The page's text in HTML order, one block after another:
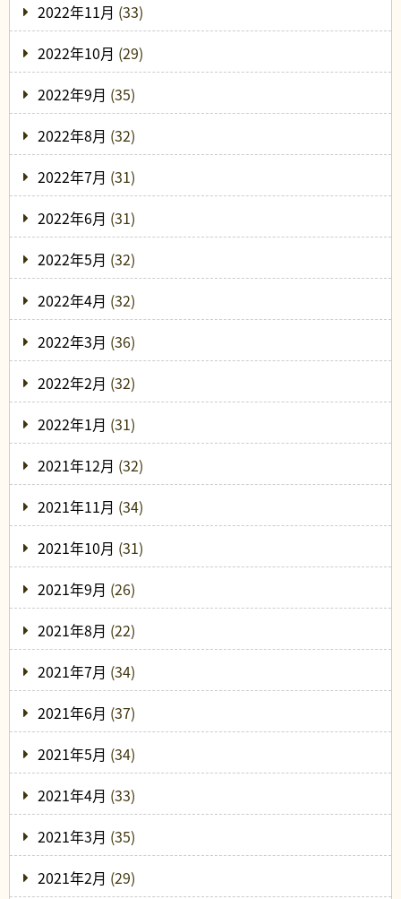
2022年11月 (33)
2022年10月 (29)
2022年9月 (35)
2022年8月 (32)
2022年7月 (31)
2022年6月 (31)
2022年5月 (32)
2022年4月 (32)
2022年3月 (36)
2022年2月 (32)
2022年1月 (31)
2021年12月 (32)
2021年11月 (34)
2021年10月 (31)
2021年9月 (26)
2021年8月 (22)
2021年7月 (34)
2021年6月 (37)
2021年5月 (34)
2021年4月 (33)
2021年3月 (35)
2021年2月 (29)